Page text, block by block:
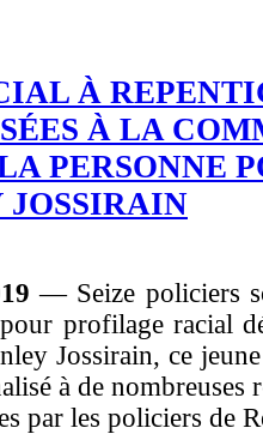
À
À LA
PERSONNE
JOSSIRAIN
— Seize policiers
profilage racial
Jossirain, ce
à de nombreuses
par les policiers de